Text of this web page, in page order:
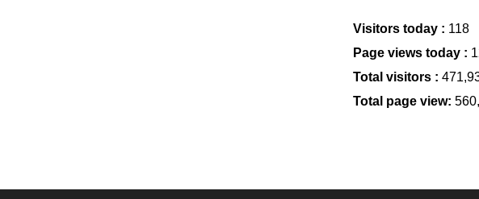
Visitors today : 118
Page views today :
Total visitors :
Total page view: